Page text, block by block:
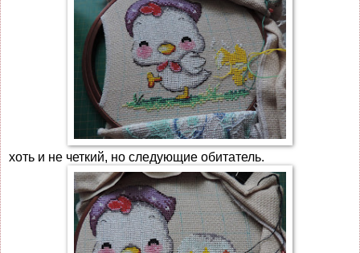
хоть и не четкий, но следующие обитатель.